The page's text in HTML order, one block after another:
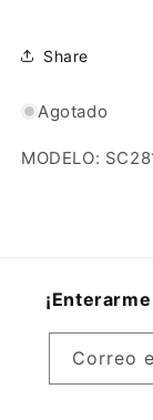
Share
Agotado
MODELO:
Correo